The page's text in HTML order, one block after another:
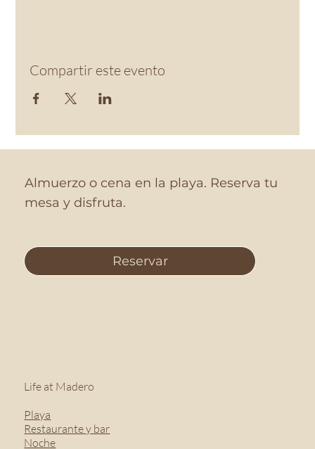
Compartir este evento
Almuerzo o cena en la playa. Reserva tu
mesa y disfruta.
Reservar
Life at Madero
Playa
Restaurante y bar
Noche